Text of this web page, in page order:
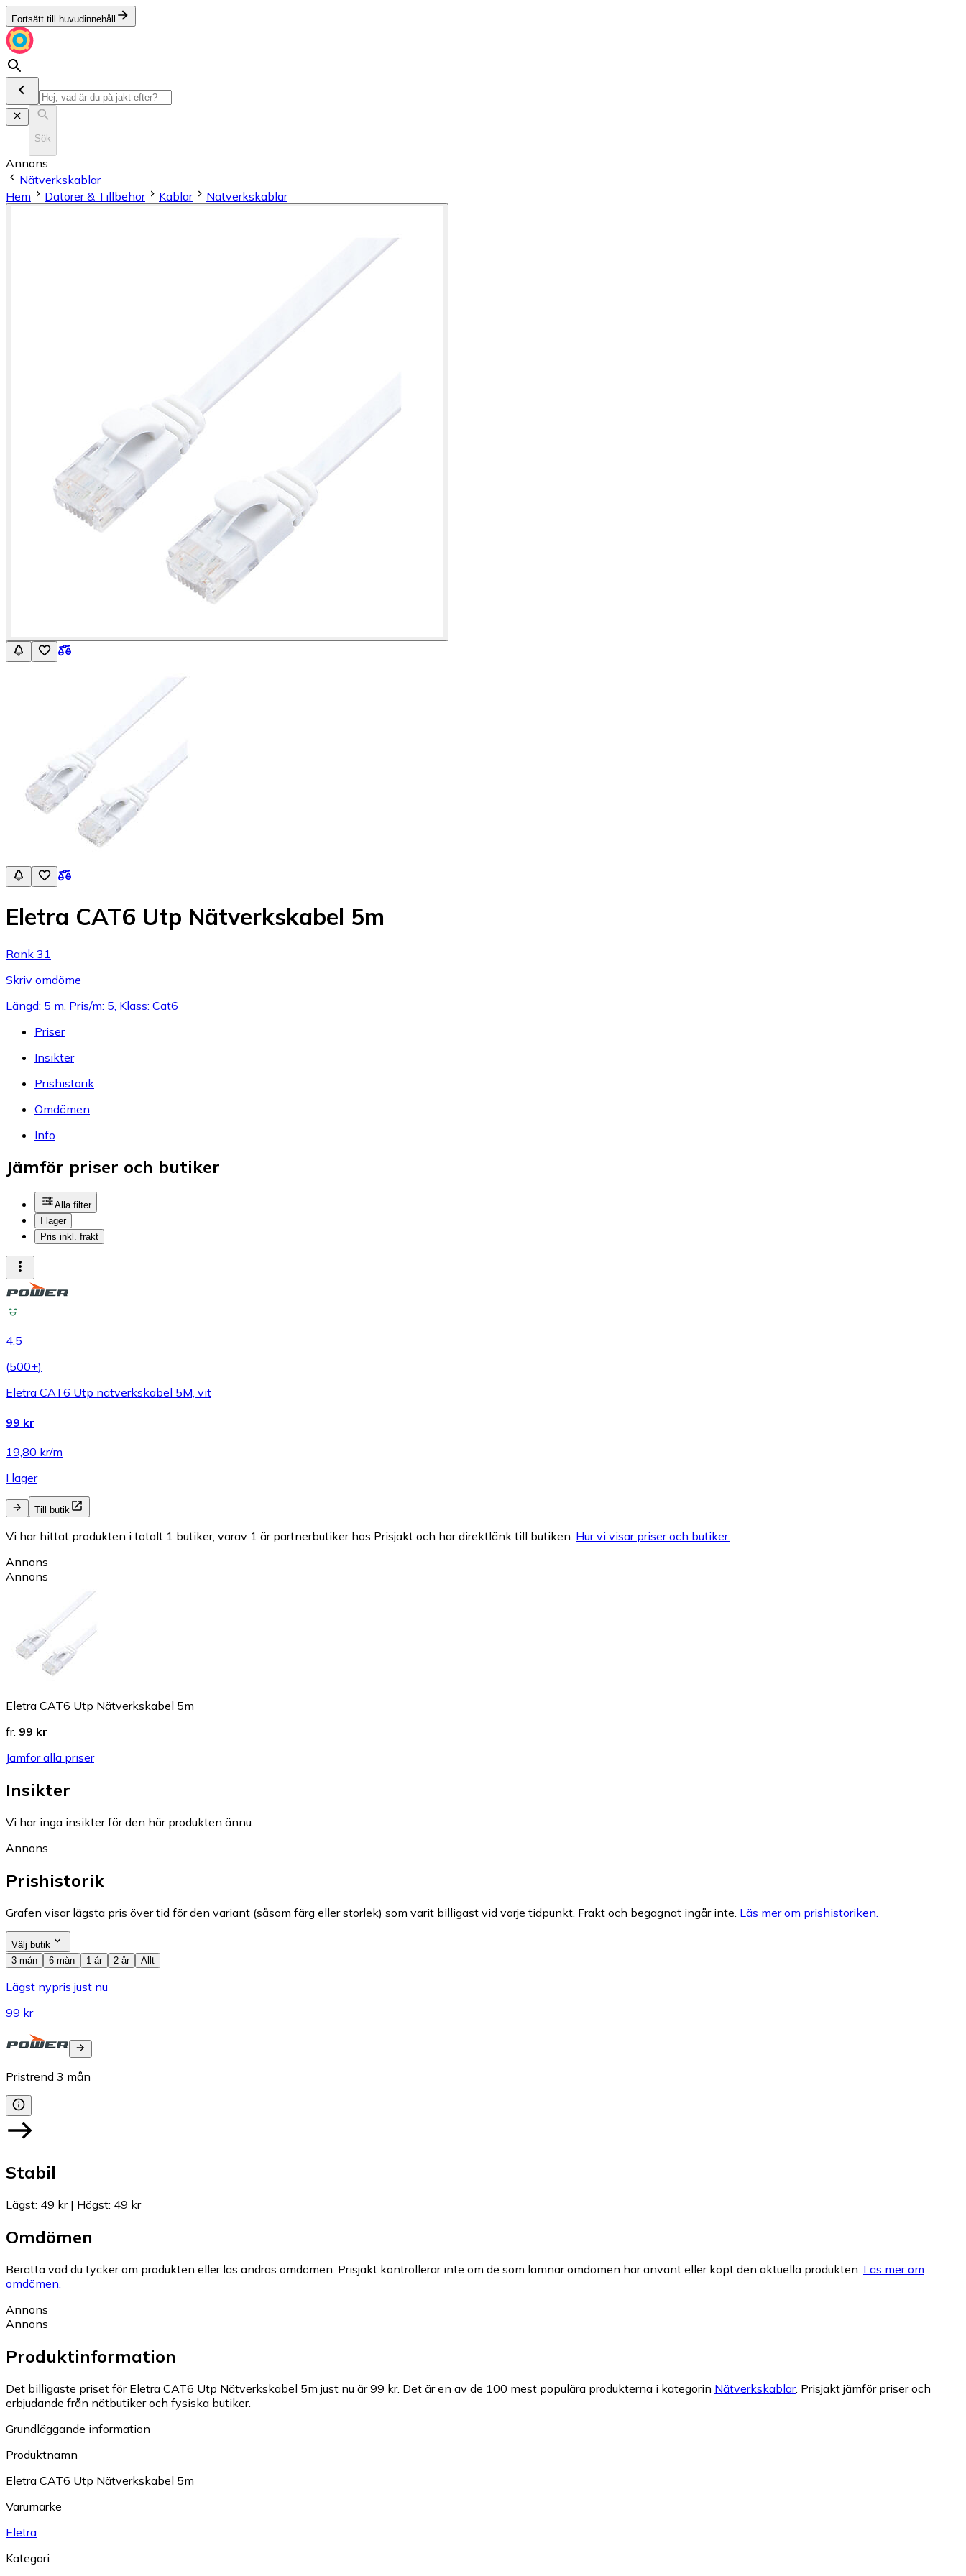
Fortsätt till huvudinnehåll
Sök
Annons
Nätverkskablar
Hem
Datorer & Tillbehör Kablar Nätverkskablar
Eletra CAT6 Utp Nätverkskabel 5m
Rank 31
Skriv omdöme
Längd: 5 m, Pris/m: 5, Klass: Cat6
Priser
Insikter
Prishistorik
Omdömen
Info
Jämför priser och butiker
Alla filter
I lager
Pris inkl. frakt
4.5
(500+)
Eletra CAT6 Utp nätverkskabel 5M, vit
99 kr
19,80 kr/m
I lager
Till butik
Vi har hittat produkten i totalt 1 butiker, varav 1 är partnerbutiker hos Prisjakt och har direktlänk till butiken. Hur vi visar priser och butiker.
Annons
Annons
Eletra CAT6 Utp Nätverkskabel 5m
fr. 99 kr
Jämför alla priser
Insikter
Vi har inga insikter för den här produkten ännu.
Annons
Prishistorik
Grafen visar lägsta pris över tid för den variant (såsom färg eller storlek) som varit billigast vid varje tidpunkt. Frakt och begagnat ingår inte. Läs mer om prishistoriken.
Välj butik
3 mån
6 mån 1 år 2 år Allt
Lägst nypris just nu
99 kr
Pristrend 3 mån
Stabil
Lägst: 49 kr| Högst: 49 kr
Omdömen
Berätta vad du tycker om produkten eller läs andras omdömen. Prisjakt kontrollerar inte om de som lämnar omdömen har använt eller köpt den aktuella produkten. Läs mer om
omdömen.
Annons
Annons
Produktinformation
Det billigaste priset för Eletra CAT6 Utp Nätverkskabel 5m just nu är 99 kr. Det är en av de 100 mest populära produkterna i kategorin Nätverkskablar. Prisjakt jämför priser och
erbjudande från nätbutiker och fysiska butiker.
Grundläggande information
Produktnamn
Eletra CAT6 Utp Nätverkskabel 5m
Varumärke
Eletra
Kategori